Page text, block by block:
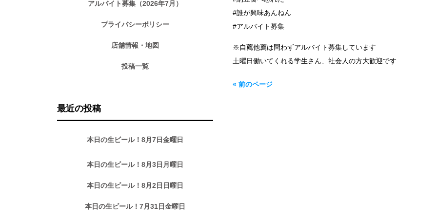
#誰が興味あんねん
#アルバイト募集
※自薦他薦は問わずアルバイト募集しています
土曜日働いてくれる学生さん、社会人の方大歓迎です
« 前のページ
アルバイト募集（2026年7月）
プライバシーポリシー
店舗情報・地図
投稿一覧
最近の投稿
本日の生ビール！8月7日金曜日
本日の生ビール！8月3日月曜日
本日の生ビール！8月2日日曜日
本日の生ビール！7月31日金曜日